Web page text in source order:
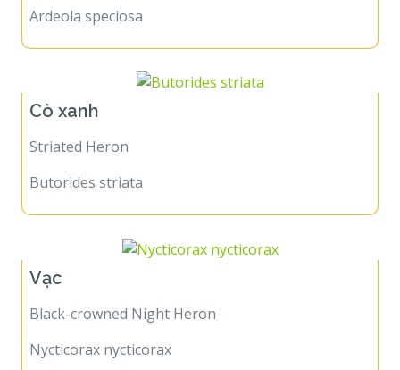
Ardeola speciosa
Cò xanh
Striated Heron
Butorides striata
Vạc
Black-crowned Night Heron
Nycticorax nycticorax